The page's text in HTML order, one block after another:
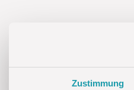
Zustimmung